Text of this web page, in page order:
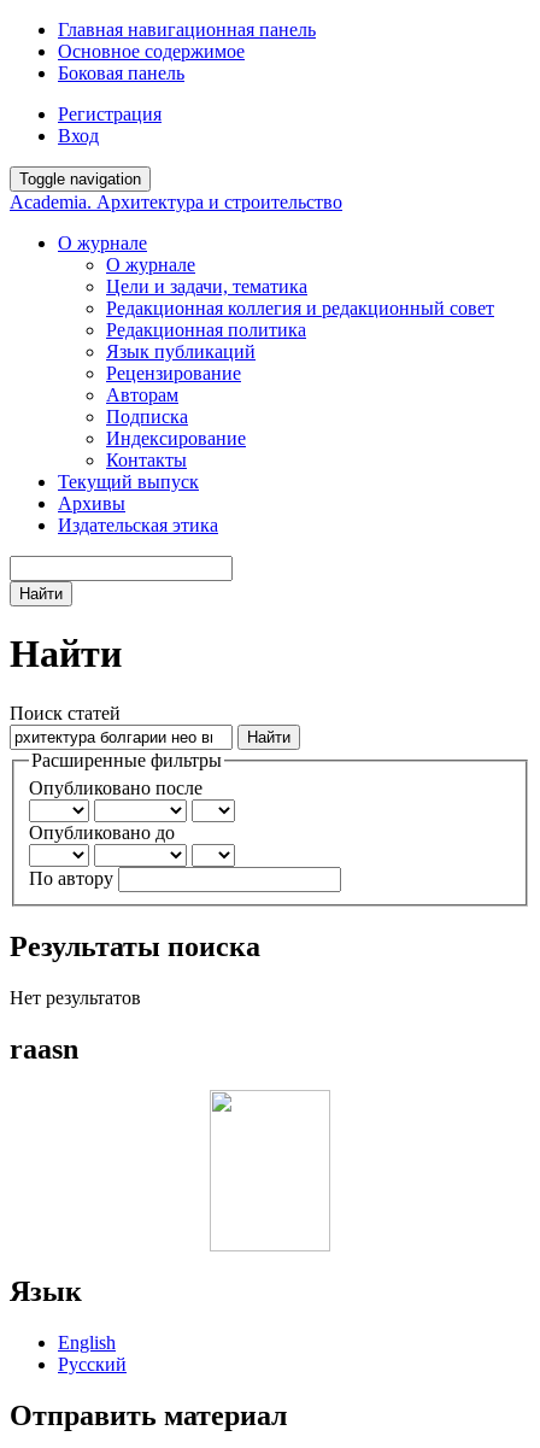
Главная навигационная панель
Основное содержимое
Боковая панель
Регистрация
Вход
Toggle navigation
Academia. Архитектура и строительство
О журнале
О журнале
Цели и задачи, тематика
Редакционная коллегия и редакционный совет
Редакционная политика
Язык публикаций
Рецензирование
Авторам
Подписка
Индексирование
Контакты
Текущий выпуск
Архивы
Издательская этика
Найти
Найти
Поиск статей
Расширенные фильтры
Опубликовано после
Опубликовано до
По автору
Результаты поиска
Нет результатов
raasn
Язык
English
Русский
Отправить материал